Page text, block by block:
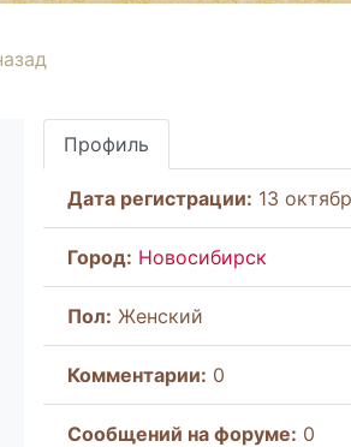
Профиль
Дата регистрации: 13
Город: Новосибирск
Пол: Женский
Комментарии: 0
Cообщений на форуме: 0